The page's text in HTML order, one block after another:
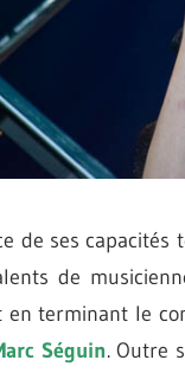
de ses
de
en terminant le
Séguin. Outre